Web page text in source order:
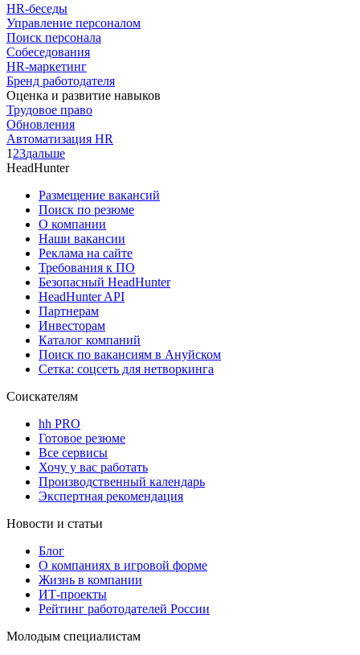
HR-беседы
Управление персоналом
Поиск персонала
Собеседования
HR-маркетинг
Бренд работодателя
Оценка и развитие навыков
Трудовое право
Обновления
Автоматизация HR
1 23дальше
HeadHunter
Размещение вакансий
Поиск по резюме
О компании
Наши вакансии
Реклама на сайте
Требования к ПО
Безопасный HeadHunter
HeadHunter API
Партнерам
Инвесторам
Каталог компаний
Поиск по вакансиям в Ануйском
Сетка: соцсеть для нетворкинга
Соискателям
hh PRO
Готовое резюме
Все сервисы
Хочу у вас работать
Производственный календарь
Экспертная рекомендация
Новости и статьи
Блог
О компаниях в игровой форме
Жизнь в компании
ИТ-проекты
Рейтинг работодателей России
Молодым специалистам